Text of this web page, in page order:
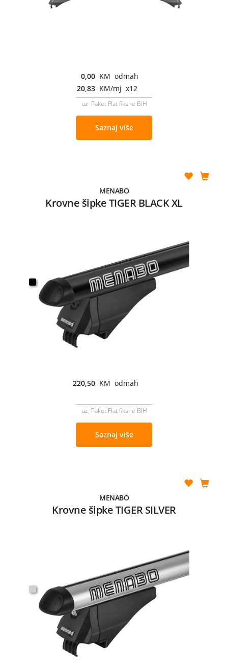
0,00 KM odmah
20,83 KM/mj x12
uz Paket Flat fiksne BiH
Saznaj više
MENABO
Krovne šipke TIGER BLACK XL
220,50 KM odmah
uz Paket Flat fiksne BiH
Saznaj više
MENABO
Krovne šipke TIGER SILVER